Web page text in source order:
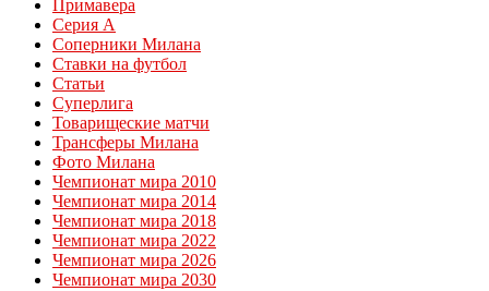
Примавера
Серия А
Соперники Милана
Ставки на футбол
Статьи
Суперлига
Товарищеские матчи
Трансферы Милана
Фото Милана
Чемпионат мира 2010
Чемпионат мира 2014
Чемпионат мира 2018
Чемпионат мира 2022
Чемпионат мира 2026
Чемпионат мира 2030